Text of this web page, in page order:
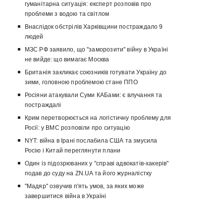
гуманітарна ситуація: експерт розповів про
проблеми з водою та світлом
Внаслідок обстрілів Харківщини постраждало 9
людей
МЗС РФ заявило, що "заморозити" війну в Україні
не вийде: що вимагає Москва
Британія закликає союзників готувати Україну до
зими, головною проблемою стане ППО
Росіяни атакували Суми КАБами: є влучання та
постраждалі
Крим перетворюється на логістичну проблему для
Росії: у ВМС розповіли про ситуацію
NYT: війна в Ірані послабила США та змусила
Росію і Китай переглянути плани
Один із підозрюваних у "справі адвокатів-хакерів"
подав до суду на ZN.UA та його журналістку
"Мадяр" озвучив п'ять умов, за яких може
завершитися війна в Україні